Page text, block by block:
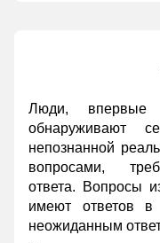
Люди, впервые
обнаруживают
непознанной
вопросами,
ответа. Вопросы
имеют ответов в
неожиданным